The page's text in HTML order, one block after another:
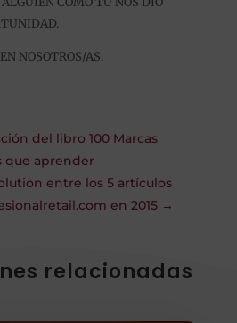
NOSOTROS/AS.
del libro 100 Marcas
que aprender
entre los 5 artículos
en 2015→
relacionadas